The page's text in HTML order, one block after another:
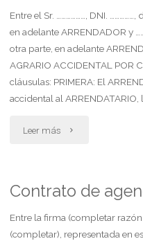
parental"
Entre el Sr. ………………, DNI.
en adelante ARRENDADOR y
otra parte, en adelante
AGRARIO ACCIDENTAL POR
cláusulas: PRIMERA: El
accidental al ARRENDATARIO,
Leer más "Contrato
por
cosecha"
Contrato de
Entre la firma (completar
(completar), representada en